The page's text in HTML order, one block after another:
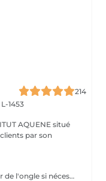
214
1453
AQUENE situé
par son
Mini manucure pour nettoyer le contour de l'ongle si nécessaire. Si l'enfant le souhaite nous lui offrons la pose vernis avec les couleurs biosourcées totalement naturelles.